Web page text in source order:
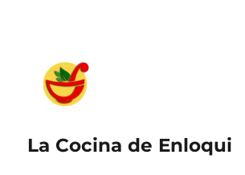
La Cocina de Enloqui